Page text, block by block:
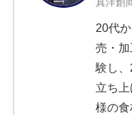
真洋創
20代
売・
験し
立ち
様の食